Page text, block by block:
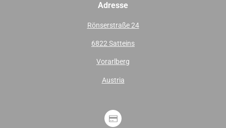
Adresse
Rönserstraße 24
6822 Satteins
Vorarlberg
Austria